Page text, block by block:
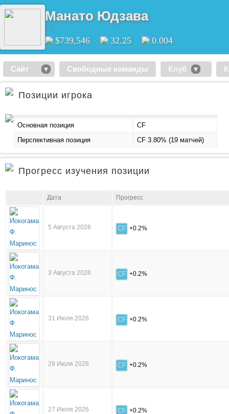
Манато Юдзава
CF
$739,546 32.25 0.004
Сайт Свободные команды Клуб
Позиции игрока
Основная позиция
CF
Перспективная позиция
CF 3.80% (19 матчей)
Прогресс изучения позиции
Дата Прогресс
5 Августа 2026 CF +0.2%
3 Августа 2026 CF +0.2%
31 Июля 2026 CF +0.2%
29 Июля 2026 CF +0.2%
27 Июля 2026 CF +0.2%